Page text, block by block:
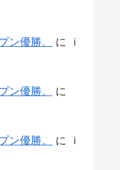
ン優勝。 に
ｉ
ン優勝。
に
ン優勝。 に
ｉ